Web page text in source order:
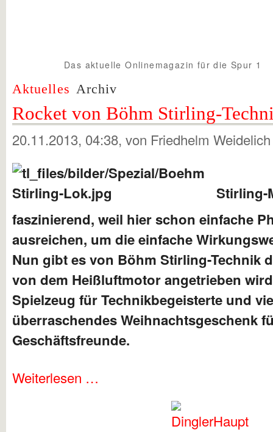
Aktuelles Archiv
Das aktuelle Onlinemagazin für die Spur 1
Spur1info.com
Rocket von Böhm Stirling-
20.11.2013, 04:38, von Friedhelm
Stirling-
faszinierend, weil hier schon einfache
ausreichen, um die einfache
Nun gibt es von Böhm Stirling-Technik
von dem Heißluftmotor angetrieben
Spielzeug für Technikbegeisterte und
überraschendes Weihnachtsgeschenk
Geschäftsfreunde.
Weiterlesen …